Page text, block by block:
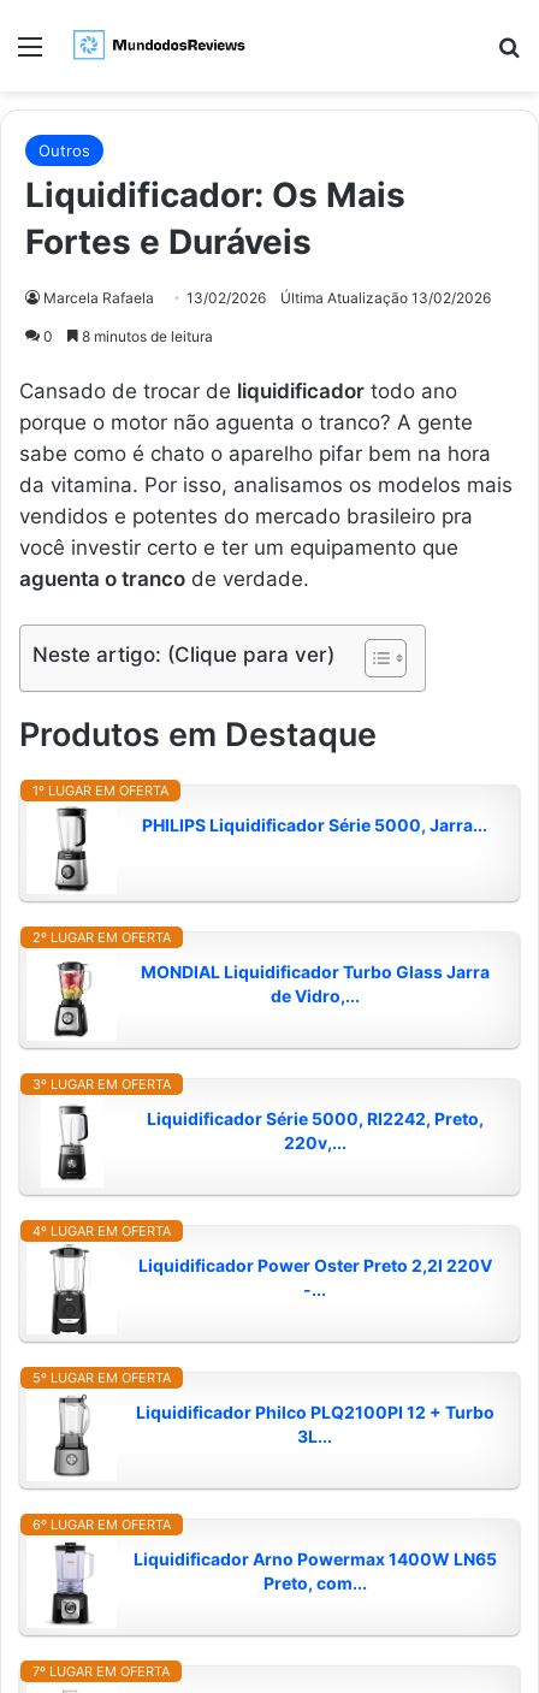
Menu
Outros
Liquidificador: Os Mais
Fortes e Duráveis
Marcela Rafaela 13/02/2026 Última Atualização 13/02/2026
0 8 minutos de leitura
Cansado de trocar de liquidificador todo ano
porque o motor não aguenta o tranco? A gente
sabe como é chato o aparelho pifar bem na hora
da vitamina. Por isso, analisamos os modelos mais
vendidos e potentes do mercado brasileiro pra
você investir certo e ter um equipamento que
aguenta o tranco de verdade.
Neste artigo: (Clique para ver)
Produtos em Destaque
1º LUGAR EM OFERTA
PHILIPS Liquidificador Série 5000, Jarra...
2º LUGAR EM OFERTA
MONDIAL Liquidificador Turbo Glass Jarra
de Vidro,...
3º LUGAR EM OFERTA
Liquidificador Série 5000, RI2242, Preto,
220v,...
4º LUGAR EM OFERTA
Liquidificador Power Oster Preto 2,2l 220V
-...
5º LUGAR EM OFERTA
Liquidificador Philco PLQ2100PI 12 + Turbo
3L...
6º LUGAR EM OFERTA
Liquidificador Arno Powermax 1400W LN65
Preto, com...
7º LUGAR EM OFERTA